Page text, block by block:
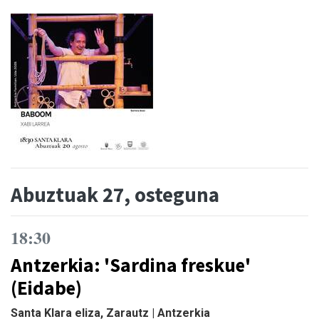
Abuztuak 27, osteguna
18:30
Antzerkia: 'Sardina freskue'
(Eidabe)
Santa Klara eliza, Zarautz | Antzerkia